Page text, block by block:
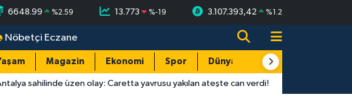
6648.99 %2.59 13.773 %-19 3.107.393,42 %1.2
Nöbetçi Eczane
Magazin Ekonomi Spor Dünya Resmi Reklamlar
üzen olay: Caretta yavrusu yakılan ateşte can verdi! 16:01